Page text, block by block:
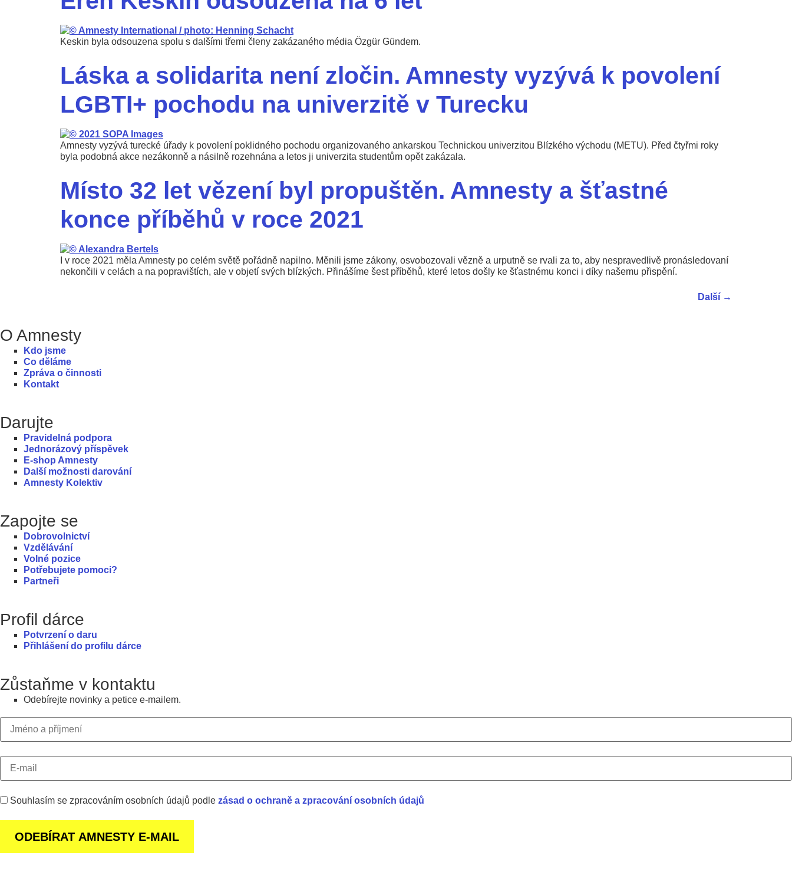
Keskin byla odsouzena spolu s dalšími třemi členy zakázaného média Özgür Gündem.
Láska a solidarita není zločin. Amnesty vyzývá k povolení
LGBTI+ pochodu na univerzitě v Turecku
Amnesty vyzývá turecké úřady k povolení poklidného pochodu organizovaného ankarskou Technickou univerzitou Blízkého východu (METU). Před čtyřmi roky
byla podobná akce nezákonně a násilně rozehnána a letos ji univerzita studentům opět zakázala.
Místo 32 let vězení byl propuštěn. Amnesty a šťastné
konce příběhů v roce 2021
I v roce 2021 měla Amnesty po celém světě pořádně napilno. Měnili jsme zákony, osvobozovali vězně a urputně se rvali za to, aby nespravedlivě pronásledovaní
nekončili v celách a na popravištích, ale v objetí svých blízkých. Přinášíme šest příběhů, které letos došly ke šťastnému konci i díky našemu přispění.
Další →
O Amnesty
Kdo jsme
Co děláme
Zpráva o činnosti
Kontakt
Darujte
Pravidelná podpora
Jednorázový příspěvek
E-shop Amnesty
Další možnosti darování
Amnesty Kolektiv
Zapojte se
Dobrovolnictví
Vzdělávání
Volné pozice
Potřebujete pomoci?
Partneři
Profil dárce
Potvrzení o daru
Přihlášení do profilu dárce
Zůstaňme v kontaktu
Odebírejte novinky a petice e-mailem.
Souhlasím se zpracováním osobních údajů podle zásad o ochraně a zpracování osobních údajů